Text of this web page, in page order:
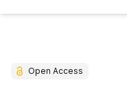
Open Access